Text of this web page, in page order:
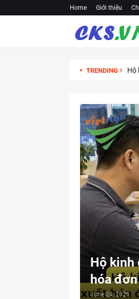
Home Giới thiệu
TRENDING Hộ
Hộ kinh
hóa
June 24, 2026